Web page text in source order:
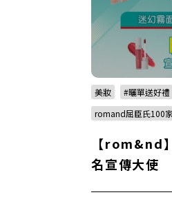
美妝 #曬單送好禮
romand屈臣氏100
【rom&nd
名宣傳大使